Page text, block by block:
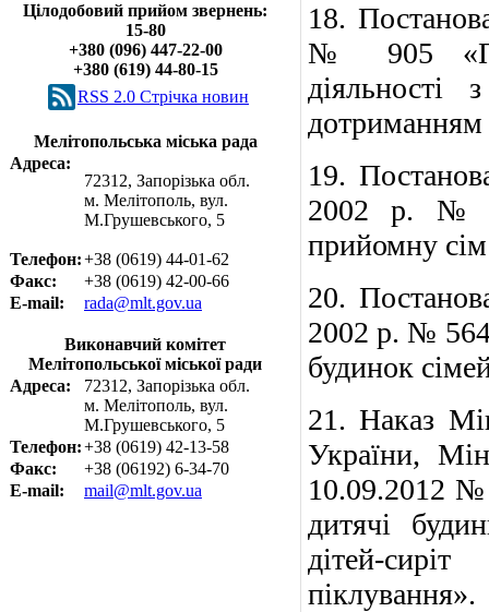
Цілодобовий прийом звернень:
15-80
+380 (096) 447-22-00
+380 (619) 44-80-15
RSS 2.0 Cтрічка новин
Мелітопольська міська рада
Адреса:
72312, Запорізька обл.
м. Мелітополь, вул.
М.Грушевського, 5
Телефон:+38 (0619) 44-01-62
Факс:
+38 (0619) 42-00-66
E-mail:
rada@mlt.gov.ua
Виконавчий комітет
Мелітопольської міської ради
Адреса:
72312, Запорізька обл.
м. Мелітополь, вул.
М.Грушевського, 5
Телефон:+38 (0619) 42-13-58
Факс:
+38 (06192) 6-34-70
E-mail:
mail@mlt.gov.ua
18.
№ 905 «Про
діяльності
дотриманням
19.
2002 р. №
прийомну
20.
2002 р. №
будинок
21. Наказ
України,
10.09.2012
дитячі
дітей-
піклування».